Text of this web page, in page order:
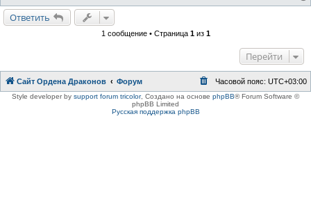
Ответить
1 сообщение • Страница 1из 1
Перейти
Сайт Ордена Драконов Форум Часовой пояс: UTC+03:00
Style developer by support forum tricolor, Создано на основе phpBB® Forum Software ©
phpBB Limited
Русская поддержка phpBB